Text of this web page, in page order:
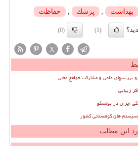
بهداشت , پزشك , حفاظت
(1)
(0)
X
بررسیهای علمی و مشارکت جوامع محلی
زیبایی
ایران در یونسکو
های کوهستانی کشور
این مطلب